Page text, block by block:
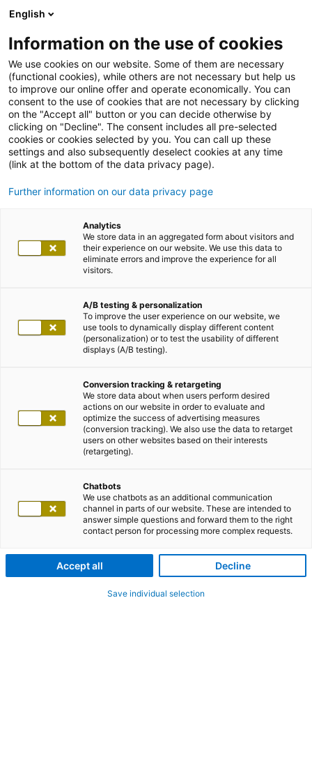
English
Information on the use of cookies
We use cookies on our website. Some of them are necessary
(functional cookies), while others are not necessary but help us
to improve our online offer and operate economically. You can
consent to the use of cookies that are not necessary by clicking
on the "Accept all" button or you can decide otherwise by
clicking on "Decline". The consent includes all pre-selected
cookies or cookies selected by you. You can call up these
settings and also subsequently deselect cookies at any time
(link at the bottom of the data privacy page).
Further information on our data privacy page
Analytics
We store data in an aggregated form about visitors and
their experience on our website. We use this data to
eliminate errors and improve the experience for all
visitors.
A/B testing & personalization
To improve the user experience on our website, we
use tools to dynamically display different content
(personalization) or to test the usability of different
displays (A/B testing).
Conversion tracking & retargeting
We store data about when users perform desired
actions on our website in order to evaluate and
optimize the success of advertising measures
(conversion tracking). We also use the data to retarget
users on other websites based on their interests
(retargeting).
Chatbots
We use chatbots as an additional communication
channel in parts of our website. These are intended to
answer simple questions and forward them to the right
contact person for processing more complex requests.
Accept all Decline
Save individual selection